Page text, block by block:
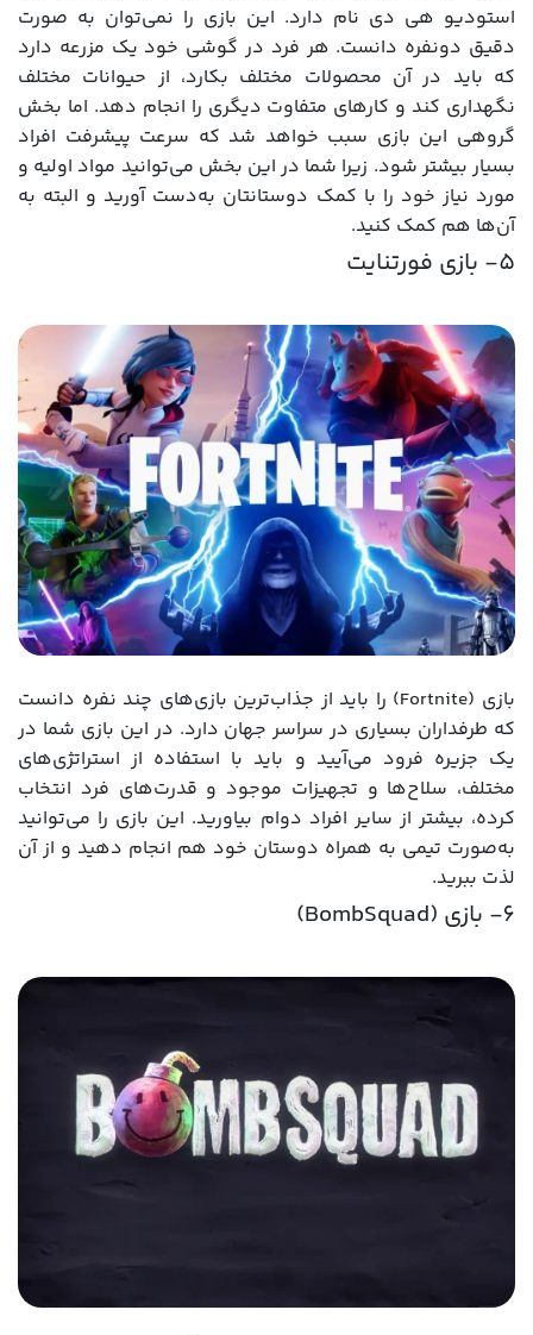
استودیو هی دی نام دارد. این بازی را نمی‌توان به صورت
دقیق دونفره دانست. هر فرد در گوشی خود یک مزرعه دارد
که باید در آن محصولات مختلف بکارد، از حیوانات مختلف
نگهداری کند و کارهای متفاوت دیگری را انجام دهد. اما بخش
گروهی این بازی سبب خواهد شد که سرعت پیشرفت افراد
بسیار بیشتر شود. زیرا شما در این بخش می‌توانید مواد اولیه و
مورد نیاز خود را با کمک دوستانتان به‌دست آورید و البته به
آن‌ها هم کمک کنید.
5- بازی فورتنایت
بازی (Fortnite) را باید از جذاب‌ترین بازی‌های چند نفره دانست
که طرفداران بسیاری در سراسر جهان دارد. در این بازی شما در
یک جزیره فرود می‌آیید و باید با استفاده از استراتژی‌های
مختلف، سلاح‌ها و تجهیزات موجود و قدرت‌های فرد انتخاب
کرده، بیشتر از سایر افراد دوام بیاورید. این بازی را می‌توانید
به‌صورت تیمی به همراه دوستان خود هم انجام دهید و از آن
لذت ببرید.
6- بازی (BombSquad)